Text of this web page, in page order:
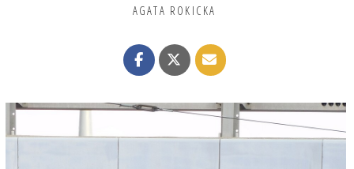
AGATA ROKICKA